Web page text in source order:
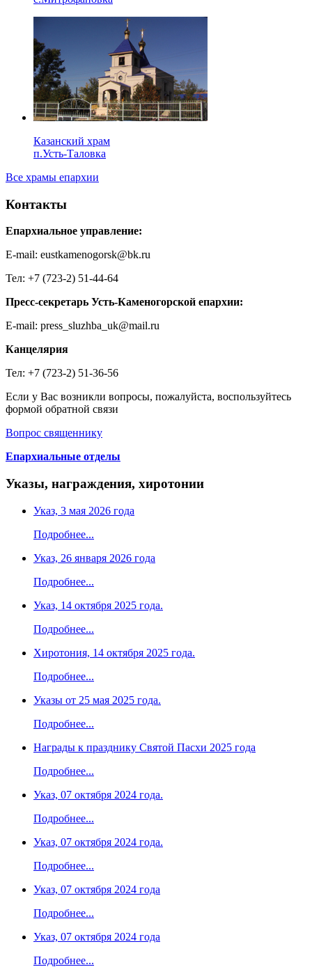
Казанский храм
п.Усть-Таловка
Все храмы епархии
Контакты
Епархиальное управление:
E-mail: eustkamenogorsk@bk.ru
Тел: +7 (723-2) 51-44-64
Пресс-секретарь Усть-Каменогорской епархии:
E-mail: press_sluzhba_uk@mail.ru
Канцелярия
Тел: +7 (723-2) 51-36-56
Если у Вас возникли вопросы, пожалуйста, воспользуйтесь
формой обратной связи
Вопрос священнику
Епархиальные отделы
Указы, награждения, хиротонии
Указ, 3 мая 2026 года
Подробнее...
Указ, 26 января 2026 года
Подробнее...
Указ, 14 октября 2025 года.
Подробнее...
Хиротония, 14 октября 2025 года.
Подробнее...
Указы от 25 мая 2025 года.
Подробнее...
Награды к празднику Святой Пасхи 2025 года
Подробнее...
Указ, 07 октября 2024 года.
Подробнее...
Указ, 07 октября 2024 года.
Подробнее...
Указ, 07 октября 2024 года
Подробнее...
Указ, 07 октября 2024 года
Подробнее...